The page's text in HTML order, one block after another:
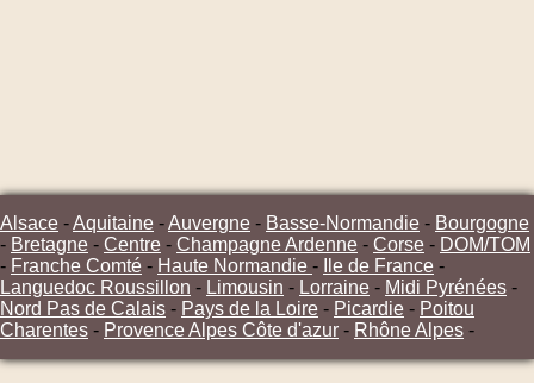
Alsace -Aquitaine -Auvergne - Basse-Normandie - Bourgogne
- Bretagne - Centre - Champagne Ardenne - Corse - DOM/TOM
- Franche Comté - Haute Normandie - Ile de France -
Languedoc Roussillon - Limousin - Lorraine - Midi Pyrénées -
Nord Pas de Calais - Pays de la Loire - Picardie - Poitou
Charentes - Provence Alpes Côte d'azur - Rhône Alpes -